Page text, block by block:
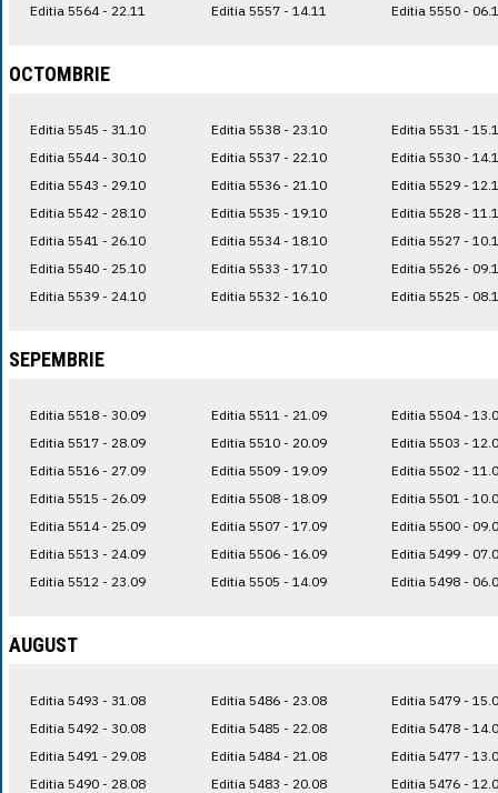
Editia 5564 - 22.11
Editia 5557 - 14.11
Editia 5550 -
OCTOMBRIE
Editia 5545 - 31.10
Editia 5544 - 30.10
Editia 5543 - 29.10
Editia 5542 - 28.10
Editia 5541 - 26.10
Editia 5540 - 25.10
Editia 5539 - 24.10
Editia 5538 - 23.10
Editia 5537 - 22.10
Editia 5536 - 21.10
Editia 5535 - 19.10
Editia 5534 - 18.10
Editia 5533 - 17.10
Editia 5532 - 16.10
Editia 5531 -
Editia 5530 -
Editia 5529 -
Editia 5528 -
Editia 5527 -
Editia 5526 -
Editia 5525 -
SEPEMBRIE
Editia 5518 - 30.09
Editia 5517 - 28.09
Editia 5516 - 27.09
Editia 5515 - 26.09
Editia 5514 - 25.09
Editia 5513 - 24.09
Editia 5512 - 23.09
Editia 5511 - 21.09
Editia 5510 - 20.09
Editia 5509 - 19.09
Editia 5508 - 18.09
Editia 5507 - 17.09
Editia 5506 - 16.09
Editia 5505 - 14.09
Editia 5504 -
Editia 5503 -
Editia 5502 -
Editia 5501 -
Editia 5500 -
Editia 5499 -
Editia 5498 -
AUGUST
Editia 5493 - 31.08
Editia 5492 - 30.08
Editia 5491 - 29.08
Editia 5490 - 28.08
Editia 5486 - 23.08
Editia 5485 - 22.08
Editia 5484 - 21.08
Editia 5483 - 20.08
Editia 5479 -
Editia 5478 -
Editia 5477 -
Editia 5476 -